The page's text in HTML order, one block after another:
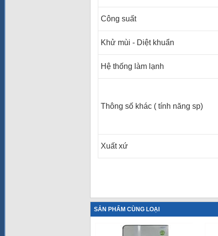
Công suất
Khử mùi - Diệt khuẩn
Hệ thống làm lạnh
Thông số khác ( tính năng sp)
Xuất xứ
SẢN PHẨM CÙNG LOẠI